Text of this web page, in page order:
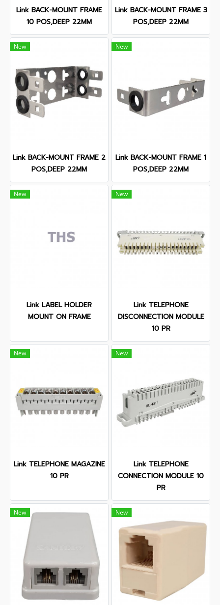
Link BACK-MOUNT FRAME
10 POS,DEEP 22MM
Link BACK-MOUNT FRAME 3
POS,DEEP 22MM
New
Link BACK-MOUNT FRAME 2
POS,DEEP 22MM
New
Link BACK-MOUNT FRAME 1
POS,DEEP 22MM
New
Link LABEL HOLDER
MOUNT ON FRAME
New
Link TELEPHONE
DISCONNECTION MODULE
10 PR
New
Link TELEPHONE MAGAZINE
10 PR
New
Link TELEPHONE
CONNECTION MODULE 10
PR
New New